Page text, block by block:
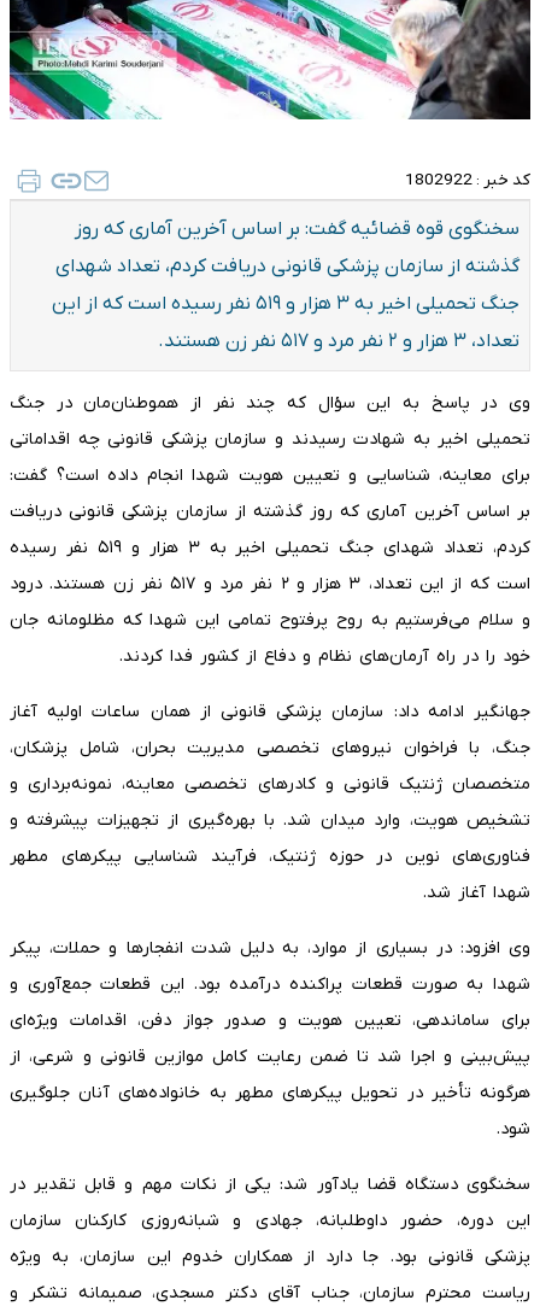
کد خبر : 1802922
سخنگوی قوه قضائیه گفت: بر اساس آخرین آماری که روز
گذشته از سازمان پزشکی قانونی دریافت کردم، تعداد شهدای
جنگ تحمیلی اخیر به ۳ هزار و ۵۱۹ نفر رسیده است که از این
تعداد، ۳ هزار و ۲ نفر مرد و ۵۱۷ نفر زن هستند.
وی در پاسخ به این سؤال که چند نفر از هموطنان‌مان در جنگ
تحمیلی اخیر به شهادت رسیدند و سازمان پزشکی قانونی چه اقداماتی
برای معاینه، شناسایی و تعیین هویت شهدا انجام داده است؟ گفت:
بر اساس آخرین آماری که روز گذشته از سازمان پزشکی قانونی دریافت
کردم، تعداد شهدای جنگ تحمیلی اخیر به ۳ هزار و ۵۱۹ نفر رسیده
است که از این تعداد، ۳ هزار و ۲ نفر مرد و ۵۱۷ نفر زن هستند. درود
و سلام می‌فرستیم به روح پرفتوح تمامی این شهدا که مظلومانه جان
خود را در راه آرمان‌های نظام و دفاع از کشور فدا کردند.
جهانگیر ادامه داد: سازمان پزشکی قانونی از همان ساعات اولیه آغاز
جنگ، با فراخوان نیروهای تخصصی مدیریت بحران، شامل پزشکان،
متخصصان ژنتیک قانونی و کادرهای تخصصی معاینه، نمونه‌برداری و
تشخیص هویت، وارد میدان شد. با بهره‌گیری از تجهیزات پیشرفته و
فناوری‌های نوین در حوزه ژنتیک، فرآیند شناسایی پیکرهای مطهر
شهدا آغاز شد.
وی افزود: در بسیاری از موارد، به دلیل شدت انفجارها و حملات، پیکر
شهدا به صورت قطعات پراکنده درآمده بود. این قطعات جمع‌آوری و
برای ساماندهی، تعیین هویت و صدور جواز دفن، اقدامات ویژه‌ای
پیش‌بینی و اجرا شد تا ضمن رعایت کامل موازین قانونی و شرعی، از
هرگونه تأخیر در تحویل پیکرهای مطهر به خانواده‌های آنان جلوگیری
شود.
سخنگوی دستگاه قضا یادآور شد: یکی از نکات مهم و قابل تقدیر در
این دوره، حضور داوطلبانه، جهادی و شبانه‌روزی کارکنان سازمان
پزشکی قانونی بود. جا دارد از همکاران خدوم این سازمان، به ویژه
ریاست محترم سازمان، جناب آقای دکتر مسجدی، صمیمانه تشکر و